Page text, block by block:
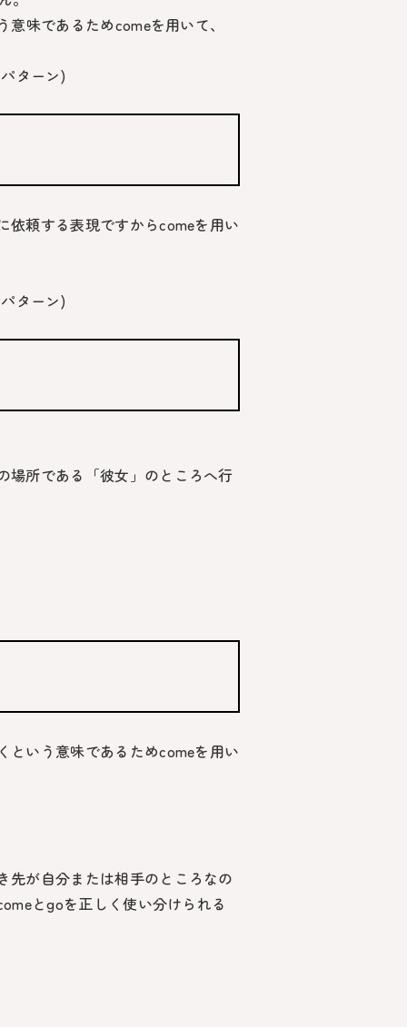
意味であるためcomeを用いて、
ターン)
依頼する表現ですからcomeを用い
ターン)
場所である「彼女」のところへ行
という意味であるためcomeを用い
先が自分または相手のところなの
とgoを正しく使い分けられる